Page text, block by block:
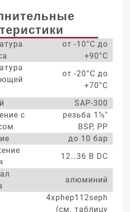
от -10°С до
+90°С
от -20°С до
+70°С
SAP-300
с
резьба 1½"
BSP, PP
до 10 бар
12…36 В DC
алюминий
4xphep112seph
(см. таблицу